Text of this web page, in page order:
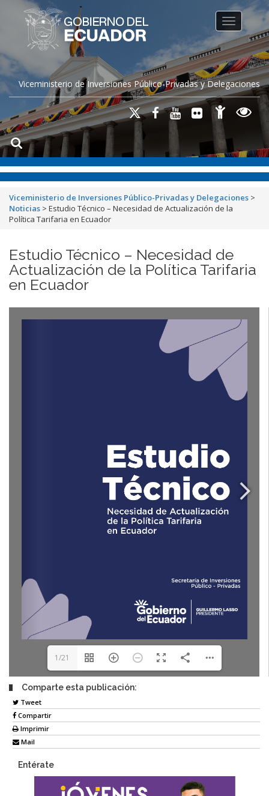
Viceministerio de Inversiones Público-Privadas y Delegaciones
Toggle
Viceministerio de Inversiones Público-Privadas y Delegaciones >
Noticias > Estudio Técnico – Necesidad de Actualización de la
Política Tarifaria en Ecuador
Estudio Técnico – Necesidad de
Actualización de la Política Tarifaria
en Ecuador
1/21
Comparte esta publicación:
Tweet
Compartir
Imprimir
Mail
Entérate